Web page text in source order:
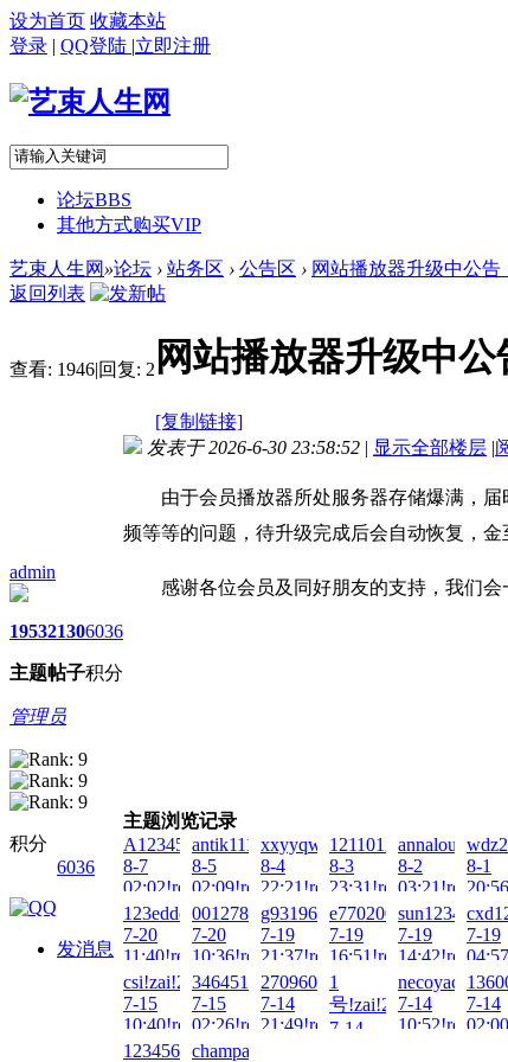
设为首页 收藏本站
登录 | QQ登陆 |立即注册
论坛BBS
其他方式购买VIP
艺束人生网 »论坛 › 站务区 › 公告区 › 网站播放器升级中公告
返回列表
查看: 1946|回复: 2 网站播放器升级中公
[复制链接]
admin
1953
主题
2130
帖子
6036
积分
管理员
积分
6036
发消息
发表于 2026-6-30 23:58:52 | 显示全部楼层 |
由于会员播放器所处服务器存储爆满， 届
频等等的问题，待升级完成后会自动恢复，金
感谢各位会员及同好朋友的支持，我们会
艺束
2026年07
主题浏览记录
A123456...!zai!2026-
8-7
02:02!read!
antik1111!zai!2026-
8-5
02:09!read!
xxyyqwert!zai!2026-
8-4
22:21!read!
1211012110!zai!2026-
8-3
23:31!read!
8-2
03:21!read!
8-1
123eddd!zai!2026-
7-20
11:40!read!
001278!zai!2026-
7-20
10:36!read!
g931966950!zai!2026-
7-19
21:37!read!
e770200x!zai!2026-
7-19
16:51!read!
7-19
14:42!read!
7-19
csi!zai!2026-
7-15
10:40!read!
3464511848!zai!2026-
7-15
02:26!read!
270960829!zai!2026-
7-14
21:49!read!
1
号!zai!2026-
7-14
7-14
10:52!read!
7-14
1234567890123!zai!2026-
champagne!zai!2026-